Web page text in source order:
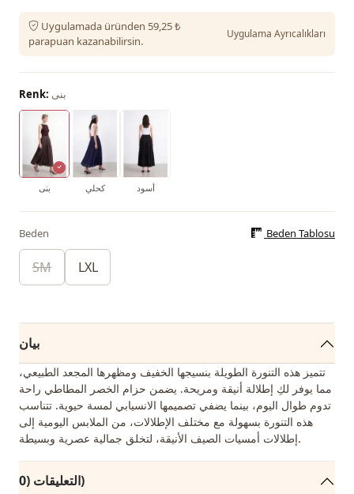
Uygulamada üründen 59,25 ₺
parapuan kazanabilirsin.
Uygulama Ayrıcalıkları
Renk: بنى
بنى كحلي أسود
Beden Beden Tablosu
SM LXL
بيان
تتميز هذه التنورة الطويلة بنسيجها الخفيف ومظهرها المجعد الطبيعي،
مما يوفر لكِ إطلالة أنيقة ومريحة. يضمن حزام الخصر المطاطي راحة
تدوم طوال اليوم، بينما يضفي تصميمها الانسيابي لمسة حيوية. تتناسب
هذه التنورة بسهولة مع مختلف الإطلالات، من الملابس اليومية إلى
إطلالات أمسيات الصيف الأنيقة، لتخلق جمالية عصرية وبسيطة.
التعليقات (0)